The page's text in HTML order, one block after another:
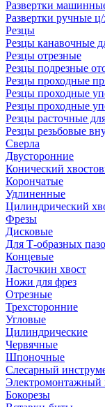
Развертки
Развертки ручные
Резцы
Резцы канавочные
Резцы отрезные
Резцы подрезные
Резцы проходные
Резцы проходные
Резцы проходные
Резцы расточные
Резцы резьбовые
Сверла
Двусторонние
Конический
Корончатые
Удлиненные
Цилиндрический
Фрезы
Дисковые
Для Т-образных
Концевые
Ласточкин хвост
Ножи для фрез
Отрезные
Трехсторонние
Угловые
Цилиндрические
Червячные
Шпоночные
Слесарный
Электромонтажный
Бокорезы